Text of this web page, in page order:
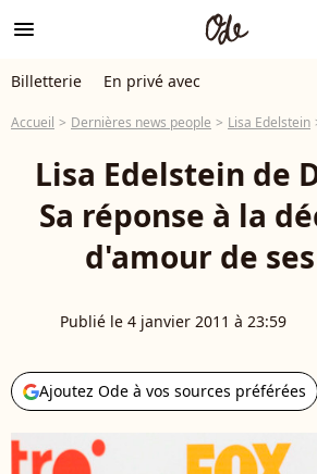
menu
Billetterie En privé avec
Accueil Dernières news people Lisa Edelstein
Lisa Edelstein de
Sa réponse à la
d'amour de
Publié le 4 janvier 2011 à 23:59
Ajoutez Ode à vos sources préférées